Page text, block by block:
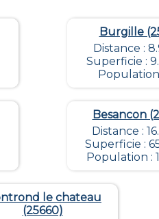
Burgille
Distance :
Superficie :
Population
Besancon
Distance :
Superficie :
Population :
le chateau
(25660)